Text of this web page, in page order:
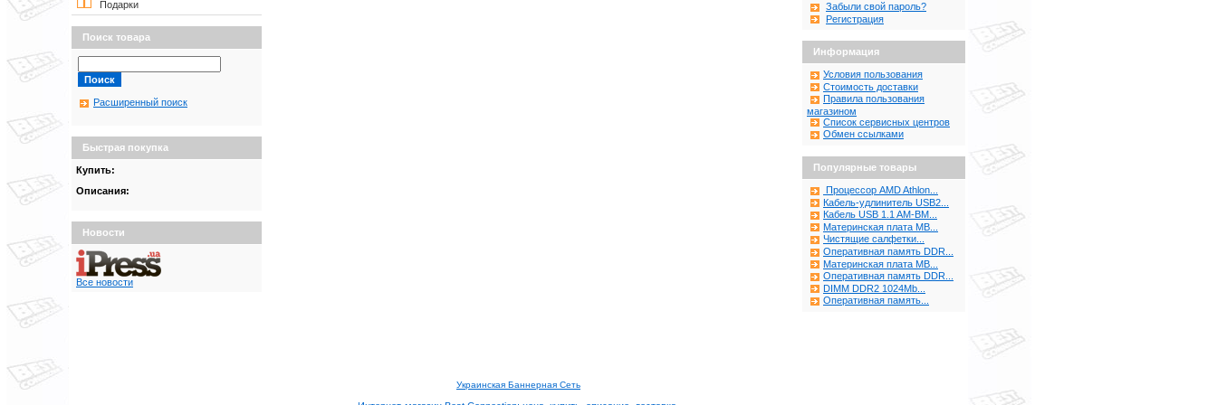
Подарки
Поиск товара
Расширенный поиск
Быстрая покупка
Купить:
Описания:
Новости
Все новости
Забыли свой пароль?
Регистрация
Информация
Условия пользования
Стоимость доставки
Правила пользования
магазином
Список сервисных центров
Обмен ссылками
Популярные товары
Процессор AMD Athlon...
Кабель-удлинитель USB2...
Кабель USB 1.1 AM-BM...
Материнская плата MB...
Чистящие салфетки...
Оперативная память DDR...
Материнская плата MB...
Оперативная память DDR...
DIMM DDR2 1024Mb...
Оперативная память...
Украинская Баннерная Сеть